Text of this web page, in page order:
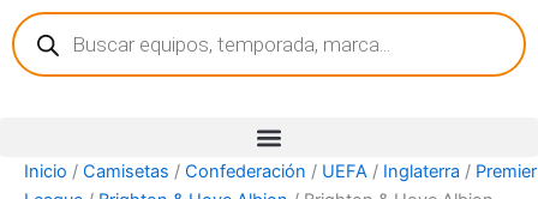
contenido
Búsqueda
de
productos
Inicio / Camisetas / Confederación / UEFA / Inglaterra / Premier